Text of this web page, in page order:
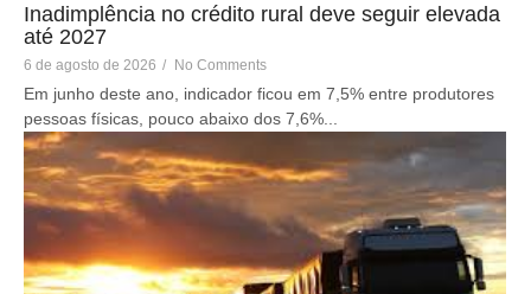
Inadimplência no crédito rural deve seguir elevada
até 2027
6 de agosto de 2026 / No Comments
Em junho deste ano, indicador ficou em 7,5% entre produtores
pessoas físicas, pouco abaixo dos 7,6%...